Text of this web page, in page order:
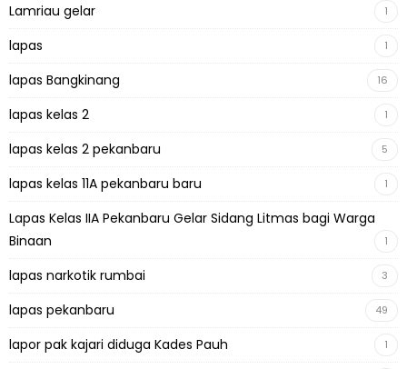
Lamriau gelar 1
lapas 1
lapas Bangkinang 16
lapas kelas 2 1
lapas kelas 2 pekanbaru 5
lapas kelas 11A pekanbaru baru 1
Lapas Kelas IIA Pekanbaru Gelar Sidang Litmas bagi Warga
Binaan
1
lapas narkotik rumbai 3
lapas pekanbaru 49
lapor pak kajari diduga Kades Pauh 1